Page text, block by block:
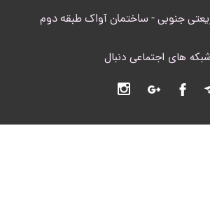
جنوبی - ساختمان آواک طبقه دوم
های اجتماعی دنبال